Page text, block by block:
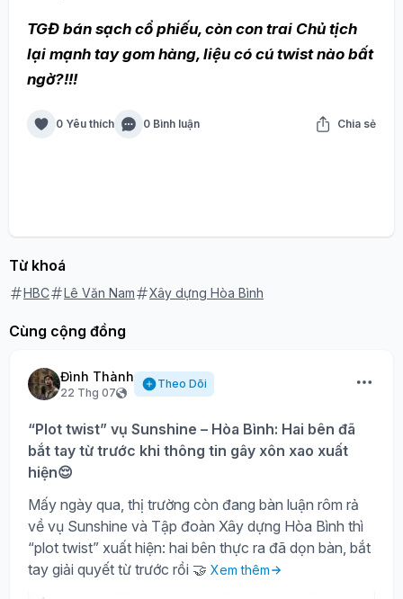
TGĐ bán sạch cổ phiếu, còn con trai Chủ tịch
lại mạnh tay gom hàng, liệu có cú twist nào bất
ngờ?!!!
0 Yêu thích 0 Bình luận Chia sẻ
Từ khoá
HBC Lê Văn Nam Xây dựng Hòa Bình
Cùng cộng đồng
Đình Thành
22 Thg 07
Theo Dõi
“Plot twist” vụ Sunshine – Hòa Bình: Hai bên đã
bắt tay từ trước khi thông tin gây xôn xao xuất
hiện😌
Mấy ngày qua, thị trường còn đang bàn luận rôm rả
về vụ Sunshine và Tập đoàn Xây dựng Hòa Bình thì
“plot twist” xuất hiện: hai bên thực ra đã dọn bàn, bắt
tay giải quyết từ trước rồi 🤝 Xem thêm